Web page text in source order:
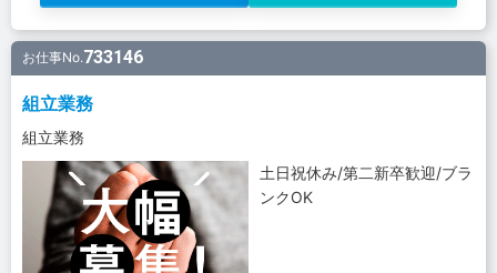
お仕事No.733146
組立業務
組立業務
土日祝休み/第二新卒歓迎/ブラ
ンクOK